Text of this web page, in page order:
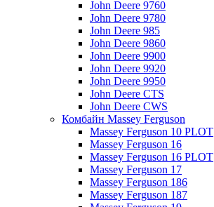
John Deere 9760
John Deere 9780
John Deere 985
John Deere 9860
John Deere 9900
John Deere 9920
John Deere 9950
John Deere CTS
John Deere CWS
Комбайн Massey Ferguson
Massey Ferguson 10 PLOT
Massey Ferguson 16
Massey Ferguson 16 PLOT
Massey Ferguson 17
Massey Ferguson 186
Massey Ferguson 187